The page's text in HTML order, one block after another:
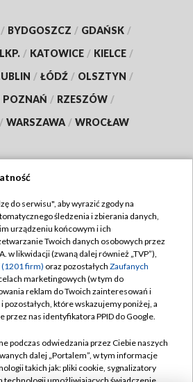
/ BYDGOSZCZ / GDAŃSK /
/ KATOWICE / KIELCE /
/ ŁÓDŹ / OLSZTYN /
POZNAŃ / RZESZÓW /
/ WARSZAWA / WROCŁAW
TVP
Cyfrowa
Regulamin TVP
prywatności
Moje zgody
Pomoc
Kontakt
do serwisu", aby wyrazić zgody na
śledzenia i zbierania danych,
urządzeniu końcowym i ich
Twoich danych osobowych przez
w likwidacji (zwaną dalej również „TVP”),
(1201 firm) oraz pozostałych Zaufanych
marketingowych (w tym do
reklam do Twoich zainteresowań i
które wskazujemy poniżej, a
przez nas identyfikatora PPID do Google.
podczas odwiedzania przez Ciebie naszych
dalej „Portalem”, w tym informacje
takich jak: pliki cookie, sygnalizatory